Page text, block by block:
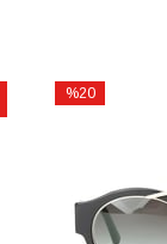
%20